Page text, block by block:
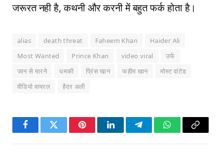
जरूरत नही है, कथनी और करनी में बहुत फर्क होता है।
alias death threat Faheem Khan
Haider Ali
Most Wanted
Prince Khan video viral
उर्फ
जान से मारने
धमकी प्रिंस खान फहीम खान
मोस्ट वांटेड
वीडियो वायरल
हैदर अली
FacebookTwitter PinterestLinkedInTelegramWhatsApp
Copy